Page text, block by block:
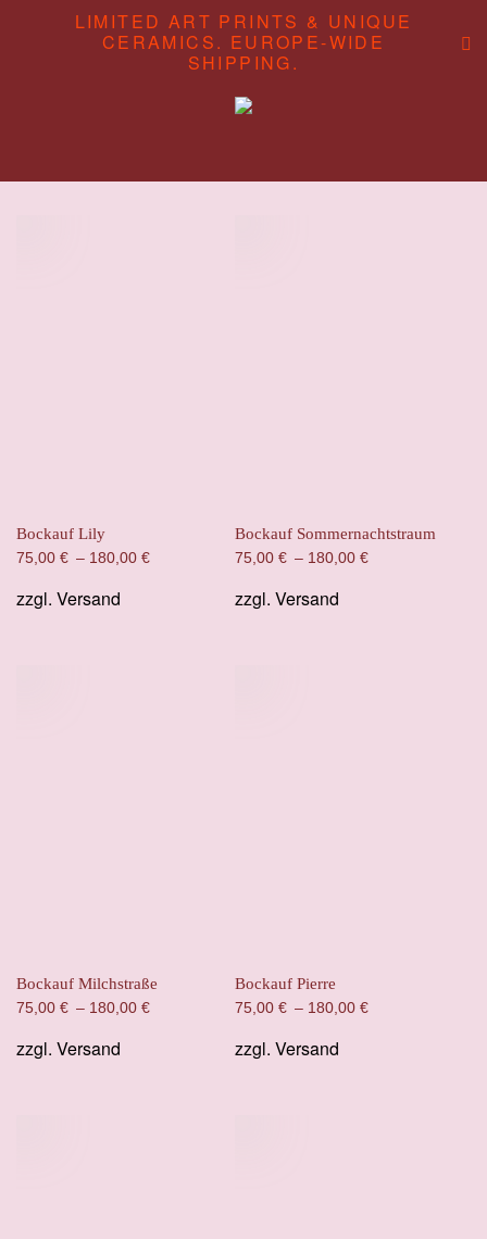
LIMITED ART PRINTS & UNIQUE
CERAMICS. EUROPE-WIDE
SHIPPING.
Bockauf Lily
75,00 € – 180,00 €
zzgl. Versand
Bockauf Sommernachtstraum
75,00 € – 180,00 €
zzgl. Versand
Bockauf Milchstraße
75,00 € – 180,00 €
zzgl. Versand
Bockauf Pierre
75,00 € – 180,00 €
zzgl. Versand